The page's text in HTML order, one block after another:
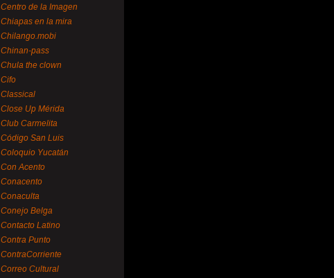
Centro de la Imagen
Chiapas en la mira
Chilango.mobi
Chinan-pass
Chula the clown
Cifo
Classical
Close Up Mérida
Club Carmelita
Código San Luis
Coloquio Yucatán
Con Acento
Conacento
Conaculta
Conejo Belga
Contacto Latino
Contra Punto
ContraCorriente
Correo Cultural